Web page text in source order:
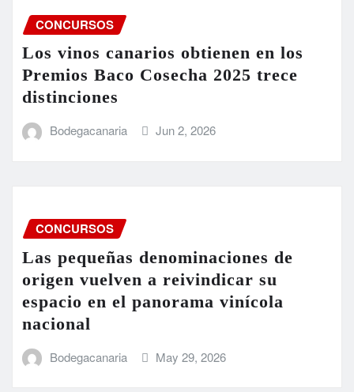
CONCURSOS
Los vinos canarios obtienen en los
Premios Baco Cosecha 2025 trece
distinciones
Bodegacanaria Jun 2, 2026
CONCURSOS
Las pequeñas denominaciones de
origen vuelven a reivindicar su
espacio en el panorama vinícola
nacional
Bodegacanaria May 29, 2026